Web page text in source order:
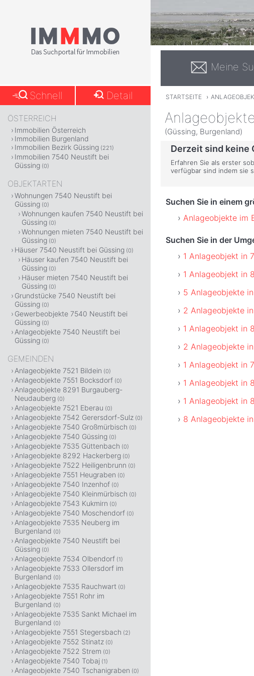
Meine
STARTSEITE ›
(Güssing, Burgenland)
Derzeit sind keine
Erfahren Sie als erster
verfügbar sind indem sie
Suchen Sie in einem
Anlageobjekte im
Suchen Sie in der
1 Anlageobjekt in
1 Anlageobjekt in
5 Anlageobjekte
2 Anlageobjekte
1 Anlageobjekt in
2 Anlageobjekte
1 Anlageobjekt in
1 Anlageobjekt in
1 Anlageobjekt in
8 Anlageobjekte
Schnell Detail
ÖSTERREICH
Immobilien Österreich
Immobilien Burgenland
Immobilien Bezirk Güssing (221)
Immobilien 7540 Neustift bei
Güssing (0)
OBJEKTARTEN
Wohnungen 7540 Neustift bei
Güssing (0)
Wohnungen kaufen 7540 Neustift bei
Güssing (0)
Wohnungen mieten 7540 Neustift bei
Güssing (0)
Häuser 7540 Neustift bei Güssing (0)
Häuser kaufen 7540 Neustift bei
Güssing (0)
Häuser mieten 7540 Neustift bei
Güssing (0)
Grundstücke 7540 Neustift bei
Güssing (0)
Gewerbeobjekte 7540 Neustift bei
Güssing (0)
Anlageobjekte 7540 Neustift bei
Güssing (0)
GEMEINDEN
Anlageobjekte 7521 Bildein (0)
Anlageobjekte 7551 Bocksdorf (0)
Anlageobjekte 8291 Burgauberg-
Neudauberg (0)
Anlageobjekte 7521 Eberau (0)
Anlageobjekte 7542 Gerersdorf-Sulz (0)
Anlageobjekte 7540 Großmürbisch (0)
Anlageobjekte 7540 Güssing (0)
Anlageobjekte 7535 Güttenbach (0)
Anlageobjekte 8292 Hackerberg (0)
Anlageobjekte 7522 Heiligenbrunn (0)
Anlageobjekte 7551 Heugraben (0)
Anlageobjekte 7540 Inzenhof (0)
Anlageobjekte 7540 Kleinmürbisch (0)
Anlageobjekte 7543 Kukmirn (0)
Anlageobjekte 7540 Moschendorf (0)
Anlageobjekte 7535 Neuberg im
Burgenland (0)
Anlageobjekte 7540 Neustift bei
Güssing (0)
Anlageobjekte 7534 Olbendorf (1)
Anlageobjekte 7533 Ollersdorf im
Burgenland (0)
Anlageobjekte 7535 Rauchwart (0)
Anlageobjekte 7551 Rohr im
Burgenland (0)
Anlageobjekte 7535 Sankt Michael im
Burgenland (0)
Anlageobjekte 7551 Stegersbach (2)
Anlageobjekte 7552 Stinatz (0)
Anlageobjekte 7522 Strem (0)
Anlageobjekte 7540 Tobaj (1)
Anlageobjekte 7540 Tschanigraben (0)